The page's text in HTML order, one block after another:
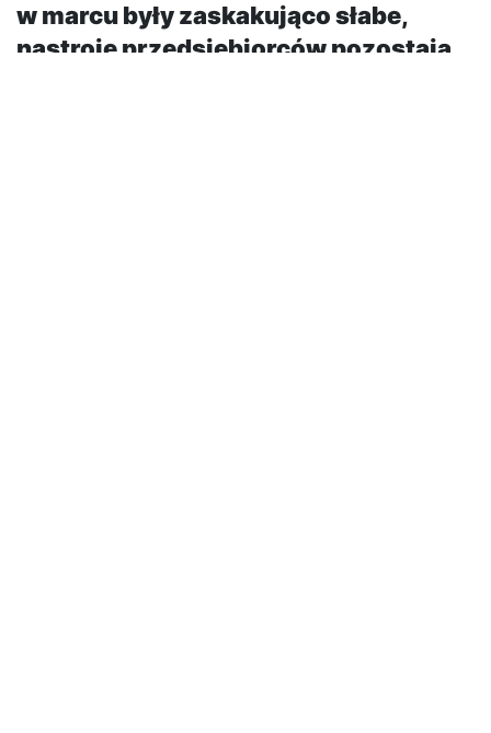
w marcu były zaskakująco słabe,
nastroje przedsiębiorców pozostają